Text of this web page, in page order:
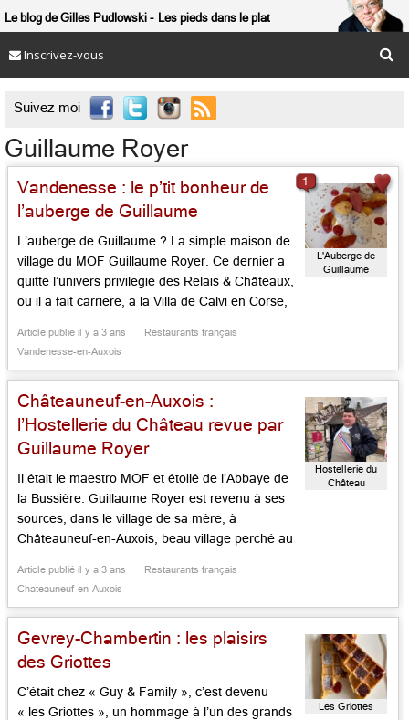
Le blog de Gilles Pudlowski Les pieds dans le plat
Inscrivez-vous
Suivez moi 
Guillaume Royer
Vandenesse : le p’tit bonheur de
l’auberge de Guillaume
L’auberge de Guillaume ? La simple maison de
village du MOF Guillaume Royer. Ce dernier a
quitté l’univers privilégié des Relais & Châteaux,
où il a fait carrière, à la Villa de Calvi en Corse,
qu’il suivit à là dans le Var, dans la voisine
Article publié il y a 3 ans
Restaurants français
Vandenesse-en-Auxois
L'Auberge de
Guillaume
1
Châteauneuf-en-Auxois :
l’Hostellerie du Château revue par
Guillaume Royer
Il était le maestro MOF et étoilé de l’Abbaye de
la Bussière. Guillaume Royer est revenu à ses
sources, dans le village de sa mère, à
Châteauneuf-en-Auxois, beau village perché au
Lelouch tourna jadis « Partir, Revenir ». Le
charme du […]...
Article publié il y a 3 ans
Restaurants français
Chateauneuf-en-Auxois
Hostellerie du
Château
Gevrey-Chambertin : les plaisirs
des Griottes
C’était chez « Guy & Family », c’est devenu
« les Griottes », un hommage à l’un des grands
Les Griottes